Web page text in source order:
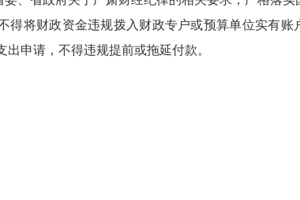
得将财政资金违规拨入财政专户或预算单位实有账
出申请，不得违规提前或拖延付款。